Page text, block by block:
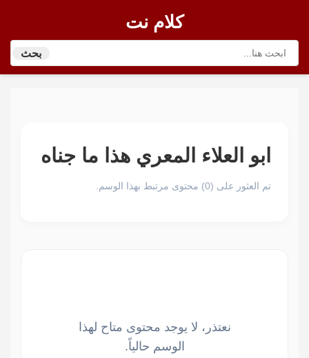
كلام نت
بحث
ابو العلاء المعري هذا ما جناه
تم العثور على (0) محتوى مرتبط بهذا الوسم.
نعتذر، لا يوجد محتوى متاح لهذا
الوسم حالياً.